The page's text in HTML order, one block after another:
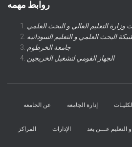
روابط مهمه
وزارة التعليم العالي و البحث العلمي
البحث العلمي و التعليم السودانيه
جامعة الخرطوم
الجهاز القومي لتشغيل الخريجين
عن الجامعه إدارة الجامعه الكليـات
المراكز الإدارات التعليم عـــن بعد